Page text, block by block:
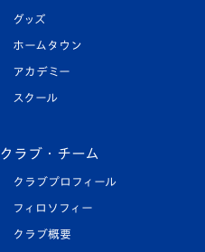
グッズ
ホームタウン
アカデミー
スクール
クラブ・チーム
クラブプロフィール
フィロソフィー
クラブ概要